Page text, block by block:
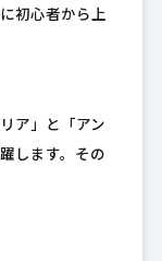
初心者から上
ア」と「アン
します。その